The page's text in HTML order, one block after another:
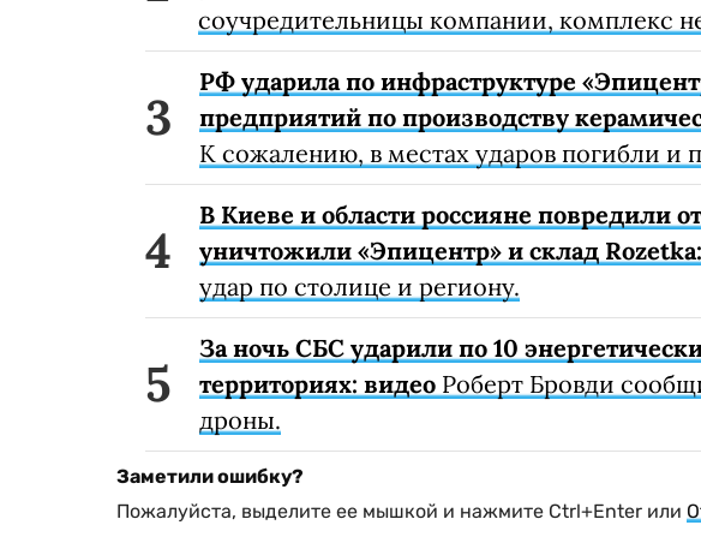
соучредительницы компании, комплекс
РФ ударила по инфраструктуре
предприятий по производству
К сожалению, в местах ударов погибли и
В Киеве и области россияне повредили
уничтожили «Эпицентр» и склад
удар по столице и региону.
За ночь СБС ударили по 10
территориях: видео Роберт Бровди
дроны.
Заметили ошибку?
Пожалуйста, выделите ее мышкой и нажмите Ctrl+Enter или